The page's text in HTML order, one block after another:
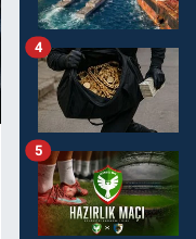
4
5